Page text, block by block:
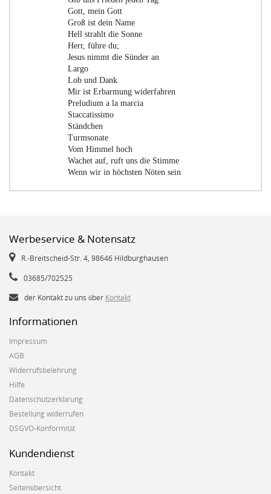
Gott, mein Gott
Groß ist dein Name
Hell strahlt die Sonne
Herr, führe du;
Jesus nimmt die Sünder an
Largo
Lob und Dank
Mir ist Erbarmung widerfahren
Preludium a la marcia
Staccatissimo
Ständchen
Turmsonate
Vom Himmel hoch
Wachet auf, ruft uns die Stimme
Wenn wir in höchsten Nöten sein
Werbeservice & Notensatz
R.-Breitscheid-Str. 4, 98646 Hildburghausen
03685/702525
der Kontakt zu uns über Kontakt
Informationen
Impressum
AGB
Widerrufsbelehrung
Hilfe
Datenschutzerklärung
Bestellung widerrufen
DSGVO-Konformität
Kundendienst
Kontakt
Seitenübersicht